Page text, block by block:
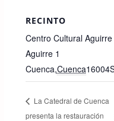
RECINTO
Centro Cultural Aguirre
Aguirre 1
Cuenca,Cuenca16004
La Catedral de Cuenca
presenta la restauración